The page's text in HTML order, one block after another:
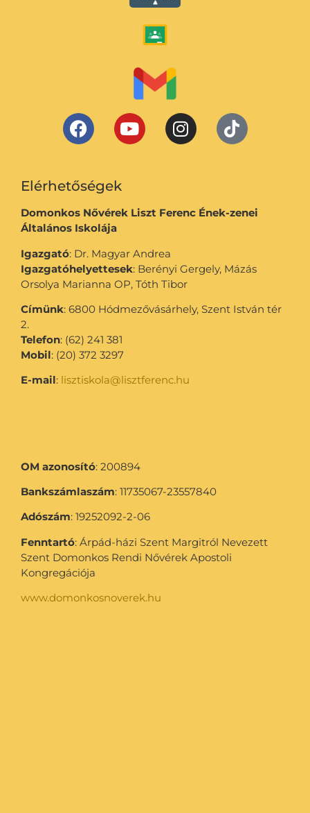
Elérhetőségek
Domonkos Nővérek Liszt Ferenc Ének-zenei
Általános Iskolája
Igazgató: Dr. Magyar Andrea
Igazgatóhelyettesek: Berényi Gergely, Mázás
Orsolya Marianna OP, Tóth Tibor
Címünk: 6800 Hódmezővásárhely, Szent István tér
2.
Telefon: (62) 241 381
Mobil: (20) 372 3297
E-mail: lisztiskola@lisztferenc.hu
OM azonosító: 200894
Bankszámlaszám: 11735067-23557840
Adószám: 19252092-2-06
Fenntartó: Árpád-házi Szent Margitról Nevezett
Szent Domonkos Rendi Nővérek Apostoli
Kongregációja
www.domonkosnoverek.hu